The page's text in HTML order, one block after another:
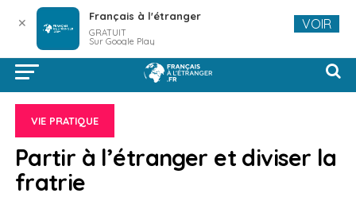
VIE PRATIQUE
Partir à l’étranger et diviser la
fratrie
✕ Français à l'étranger
GRATUIT
Sur Google Play
VOIR